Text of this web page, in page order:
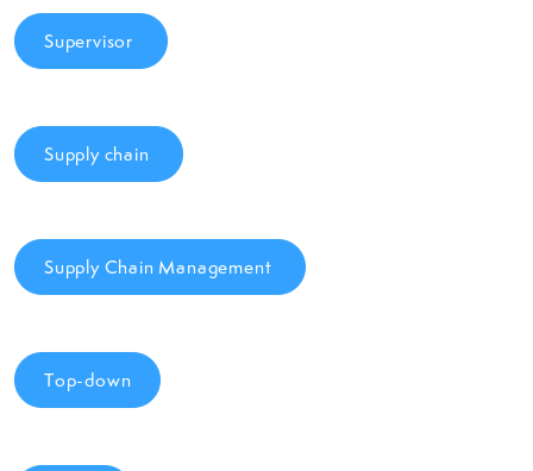
Supervisor
Supply chain
Supply Chain Management
Top-down